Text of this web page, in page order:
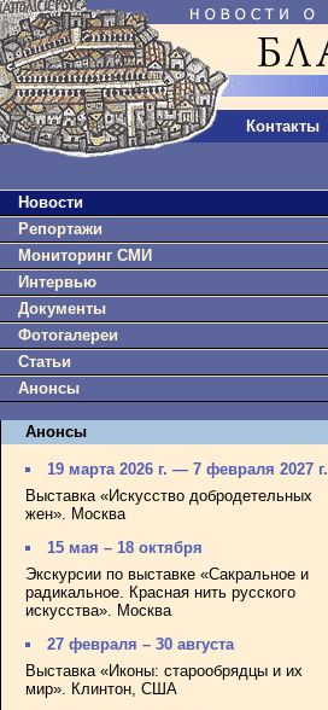
Контакты
Новости
Репортажи
Мониторинг СМИ
Интервью
Документы
Фотогалереи
Статьи
Анонсы
Анонсы
19 марта 2026 г. — 7 февраля 2027 г.
Выставка «Искусство добродетельных
жен». Москва
15 мая – 18 октября
Экскурсии по выставке «Сакральное и
радикальное. Красная нить русского
искусства». Москва
27 февраля – 30 августа
Выставка «Иконы: старообрядцы и их
мир». Клинтон, США